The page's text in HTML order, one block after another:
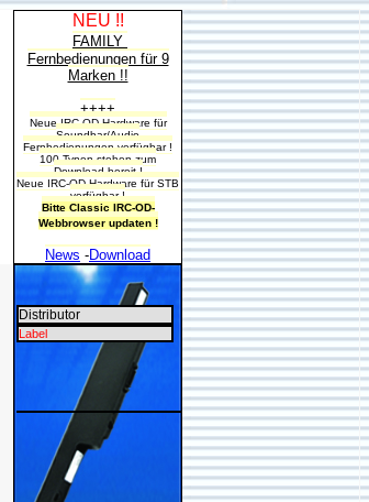
NEU !!
FAMILY
Fernbedienungen für 9
Marken !!
++++
Neue IRC-OD-Hardware für
Soundbar/Audio
Fernbedienungen verfügbar !
100 Typen stehen zum
Download bereit !
Neue IRC-OD-Hardware für STB
verfügbar !
Bitte Classic IRC-OD-
Webbrowser updaten !
News -Download
Distributor
Label